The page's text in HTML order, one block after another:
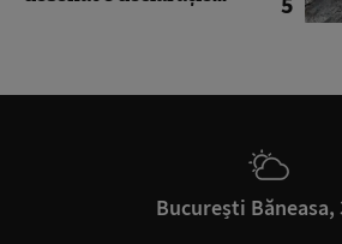
București Băneasa,